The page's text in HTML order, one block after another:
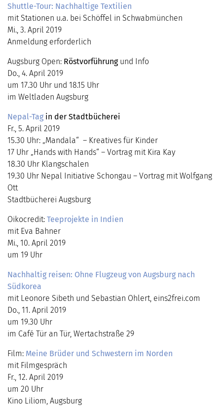
Shuttle-Tour: Nachhaltige Textilien
mit Stationen u.a. bei Schöffel in Schwabmünchen
Mi., 3. April 2019
Anmeldung erforderlich
Augsburg Open: Röstvorführungund Info
Do., 4. April 2019
um 17.30 Uhr und 18.15 Uhr
im Weltladen Augsburg
Nepal-Tag in der Stadtbücherei
Fr., 5. April 2019
15.30 Uhr: „Mandala“ – Kreatives für Kinder
17 Uhr „Hands with Hands“ – Vortrag mit Kira Kay
18.30 Uhr Klangschalen
19.30 Uhr Nepal Initiative Schongau – Vortrag mit Wolfgang
Ott
Stadtbücherei Augsburg
Oikocredit: Teeprojekte in Indien
mit Eva Bahner
Mi., 10. April 2019
um 19 Uhr
Nachhaltig reisen: Ohne Flugzeug von Augsburg nach
Südkorea
mit Leonore Sibeth und Sebastian Ohlert, eins2frei.com
Do., 11. April 2019
um 19.30 Uhr
im Café Tür an Tür, Wertachstraße 29
Film: Meine Brüder und Schwestern im Norden
mit Filmgespräch
Fr., 12. April 2019
um 20 Uhr
Kino Liliom, Augsburg